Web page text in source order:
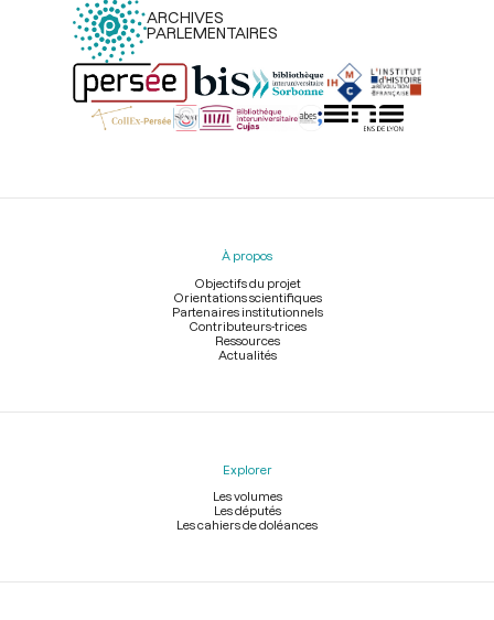
ARCHIVES
PARLEMENTAIRES
Menu
À propos
Objectifs du projet
Orientations scientifiques
Partenaires institutionnels
Contributeurs-trices
Ressources
Actualités
Explorer
Les volumes
Les députés
Les cahiers de doléances